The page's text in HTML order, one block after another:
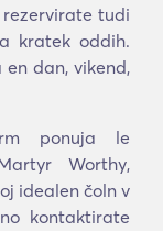
rezervirate tudi
kratek oddih.
dan, vikend,
ponuja le
Worthy,
idealen čoln v
kontaktirate